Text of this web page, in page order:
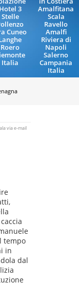
Hotel 3
Stelle
Cuneo
Roero
Italia
Amalfitana
Scala
Ravello
Amalfi
Riviera di
Napoli
Salerno
Campania
Italia
via e-mail
tempo
in
dal